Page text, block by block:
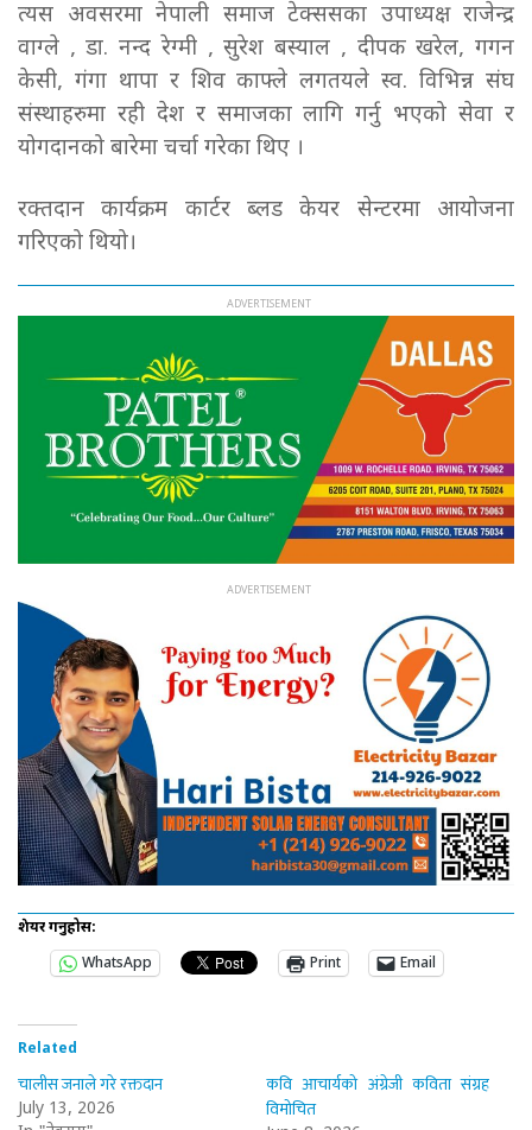
त्यस अवसरमा नेपाली समाज टेक्ससका उपाध्यक्ष राजेन्द्र
वाग्ले , डा. नन्द रेग्मी , सुरेश बस्याल , दीपक खरेल, गगन
केसी, गंगा थापा र शिव काफ्ले लगतयले स्व. विभिन्न संघ
संस्थाहरुमा रही देश र समाजका लागि गर्नु भएको सेवा र
योगदानको बारेमा चर्चा गरेका थिए ।
रक्तदान कार्यक्रम कार्टर ब्लड केयर सेन्टरमा आयोजना
गरिएको थियो।
शेयर गर्नुहोस:
WhatsApp
Print Email
Related
चालीस जनाले गरे रक्तदान
July 13, 2026
कवि आचार्यको अंग्रेजी कविता संग्रह
विमोचित